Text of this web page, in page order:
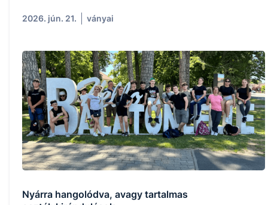
2026. jún. 21. ványai
Nyárra hangolódva, avagy tartalmas